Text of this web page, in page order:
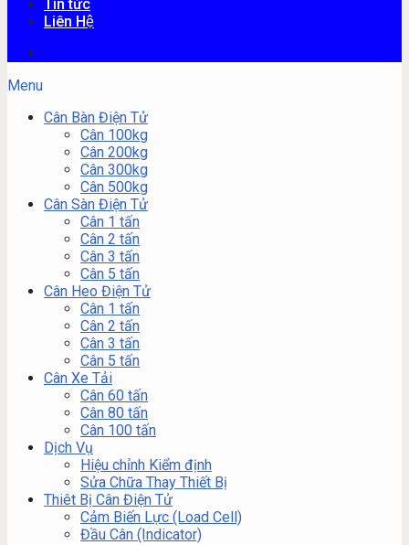
Tin tức
Liên Hệ
Menu
Cân Bàn Điện Tử
Cân 100kg
Cân 200kg
Cân 300kg
Cân 500kg
Cân Sàn Điện Tử
Cân 1 tấn
Cân 2 tấn
Cân 3 tấn
Cân 5 tấn
Cân Heo Điện Tử
Cân 1 tấn
Cân 2 tấn
Cân 3 tấn
Cân 5 tấn
Cân Xe Tải
Cân 60 tấn
Cân 80 tấn
Cân 100 tấn
Dịch Vụ
Hiệu chỉnh Kiểm định
Sửa Chữa Thay Thiết Bị
Thiêt Bị Cân Điện Tử
Cảm Biến Lực (Load Cell)
Đầu Cân (Indicator)